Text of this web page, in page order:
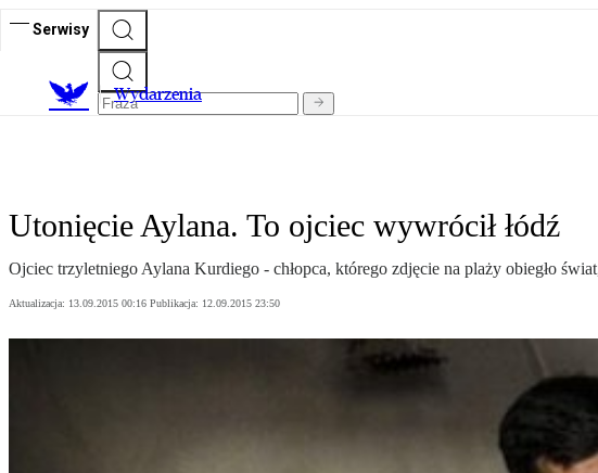
Serwisy
Wydarzenia
Utonięcie Aylana. To ojciec wywrócił łódź
Ojciec trzyletniego Aylana Kurdiego - chłopca, którego zdjęcie na plaży obiegło
Aktualizacja: 13.09.2015 00:16 Publikacja: 12.09.2015 23:50